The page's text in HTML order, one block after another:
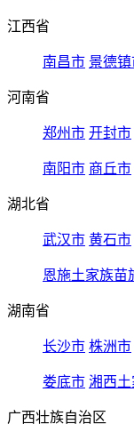
江西省
南昌市 景德镇
河南省
郑州市 开封市
南阳市 商丘市
湖北省
武汉市 黄石市
恩施土家族苗
湖南省
长沙市 株洲市
娄底市 湘西土
广西壮族自治区